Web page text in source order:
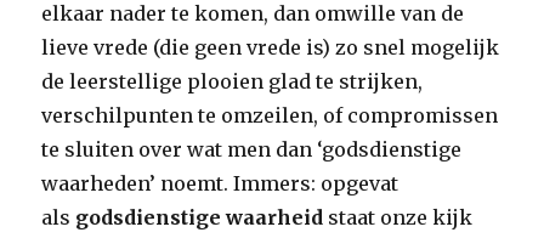
elkaar nader te komen, dan omwille van de
lieve vrede (die geen vrede is) zo snel mogelijk
de leerstellige plooien glad te strijken,
verschilpunten te omzeilen, of compromissen
te sluiten over wat men dan ‘godsdienstige
waarheden’ noemt. Immers: opgevat
als godsdienstige waarheid staat onze kijk